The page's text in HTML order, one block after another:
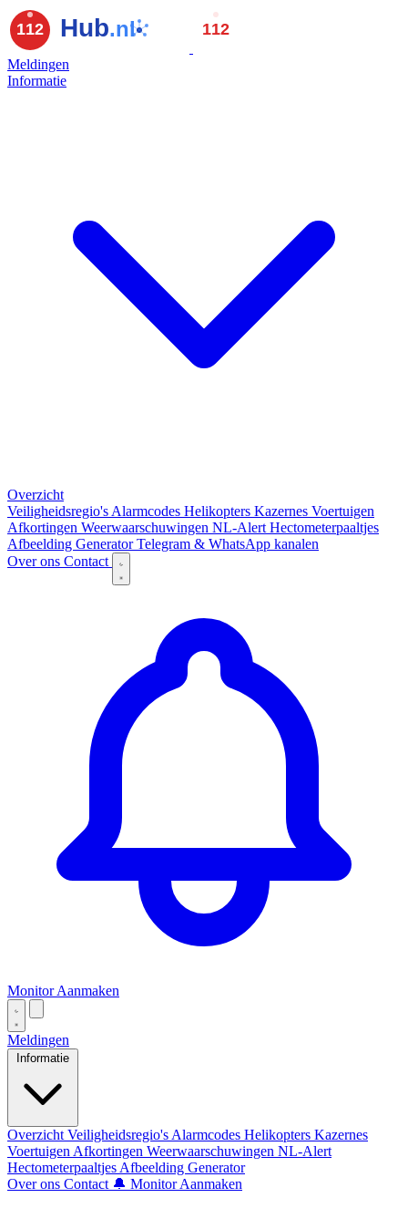
Meldingen
Informatie
Overzicht
Veiligheidsregio's Alarmcodes Helikopters Kazernes Voertuigen
Afkortingen Weerwaarschuwingen NL-Alert Hectometerpaaltjes
Afbeelding GeneratorTelegram & WhatsApp kanalen
Over ons Contact
Monitor Aanmaken
Meldingen
Informatie
Overzicht Veiligheidsregio's Alarmcodes Helikopters Kazernes
Voertuigen Afkortingen Weerwaarschuwingen NL-Alert
Hectometerpaaltjes Afbeelding Generator
Over ons Contact 🔔 Monitor Aanmaken